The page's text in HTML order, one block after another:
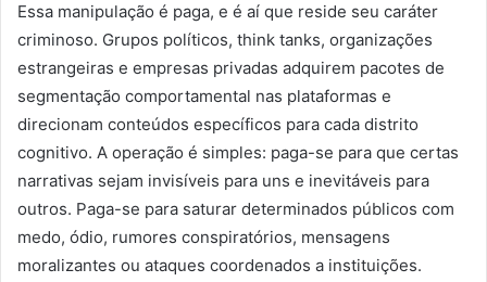
Essa manipulação é paga, e é aí que reside seu caráter
criminoso. Grupos políticos, think tanks, organizações
estrangeiras e empresas privadas adquirem pacotes de
segmentação comportamental nas plataformas e
direcionam conteúdos específicos para cada distrito
cognitivo. A operação é simples: paga-se para que certas
narrativas sejam invisíveis para uns e inevitáveis para
outros. Paga-se para saturar determinados públicos com
medo, ódio, rumores conspiratórios, mensagens
moralizantes ou ataques coordenados a instituições.